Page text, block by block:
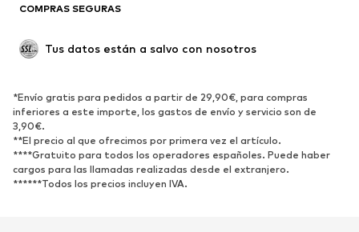
Tallas grandes
Reciclado
ZAPATOS
Nuevo
Zapatillas de deporte
Botines
Zapatos de tacón y plataforma Botas
COMPRAS SEGURAS
Tus datos están a salvo con nosotros
*Envío gratis para pedidos a partir de 29,90€, para compras
inferiores a este importe, los gastos de envío y servicio son de
3,90€.
**El precio al que ofrecimos por primera vez el artículo.
****Gratuito para todos los operadores españoles. Puede haber
cargos para las llamadas realizadas desde el extranjero.
******Todos los precios incluyen IVA.